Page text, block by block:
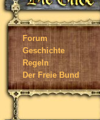
Forum
Geschichte
Regeln
Der Freie Bund